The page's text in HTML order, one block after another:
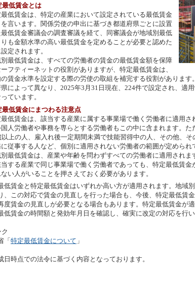
最低賃金とは
低賃金は、特定の産業において設定されている最低賃金
言います。関係労使の申出に基づき都道府県ごとに設置
低賃金審議会の調査審議を経て、同審議会が地域別最低
も金額水準の高い最低賃金を定めることが必要と認めた
定されます。
最低賃金は、すべての労働者の賃金の最低賃金額を保障
フティーネットの役割がありますが、特定最低賃金は、
賃金水準を設定する際の労使の取組を補完する役割があります
によって異なり、2025年3月31日現在、224件で設定され、適
ています。
最低賃金にまつわる注意点
低賃金は、該当する産業に属する事業場で働く労働者に適用さ
人労働者や事務を専らとする労働者もこの中に含まれます。た
以上の人、雇入れ後一定期間未満で技能習得中の人、その他、そ
従事する人など、個別に適用されない労働者の範囲が定められ
最低賃金は、産業や年齢を問わずすべての労働者に適用されま
する産業で同じ事業場で働く労働者であっても、特定最低賃金
い人がいることを押さえておく必要があります。
賃金と特定最低賃金はいずれか高い方が適用されます。地域
、この対応で賃金の見直しを行った場合も、今後、特定最低賃
度賃金の見直しが必要となる場合もあります。特定最低賃金が
低賃金の時間額と発効年月日を確認し、確実に改定の対応を行い
「 特定最低賃金について 」
日時点での法令に基づく内容となっております。